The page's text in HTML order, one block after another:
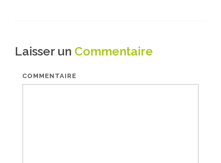
Laisser un Commentaire
COMMENTAIRE